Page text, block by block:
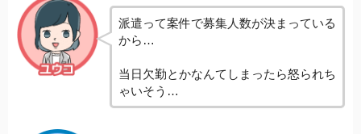
派遣って案件で募集人数が決まっている
から…
当日欠勤とかなんてしまったら怒られち
ゃいそう…